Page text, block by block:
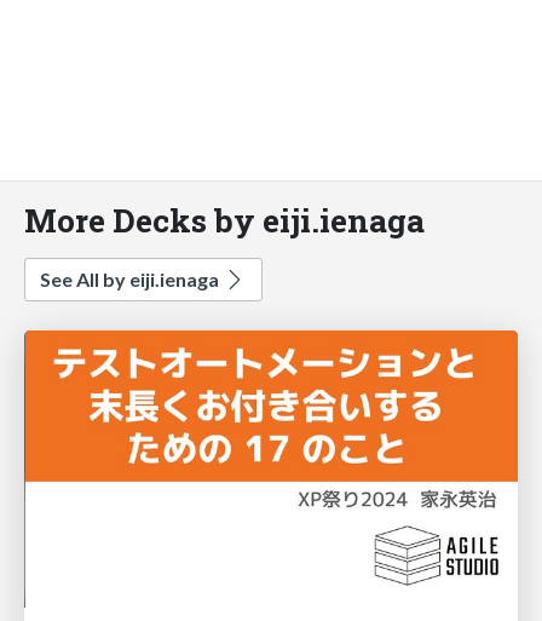
More Decks by eiji.ienaga
See All by eiji.ienaga